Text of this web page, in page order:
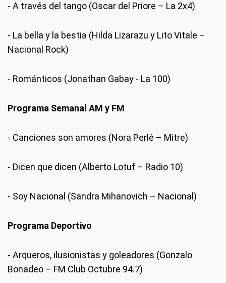
- A través del tango (Oscar del Priore – La 2x4)
- La bella y la bestia (Hilda Lizarazu y Lito Vitale –
Nacional Rock)
- Románticos (Jonathan Gabay - La 100)
Programa Semanal AM y FM
- Canciones son amores (Nora Perlé – Mitre)
- Dicen que dicen (Alberto Lotuf – Radio 10)
- Soy Nacional (Sandra Mihanovich – Nacional)
Programa Deportivo
- Arqueros, ilusionistas y goleadores (Gonzalo
Bonadeo – FM Club Octubre 94.7)